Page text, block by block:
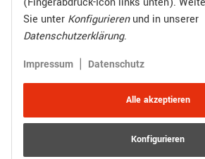
Alle akzeptieren
Konfigurieren
Sie unter Konfigurierenund in unserer
Datenschutzerklärung.
Impressum Datenschutz
Zugestellt durch:
Vertrag widerrufen